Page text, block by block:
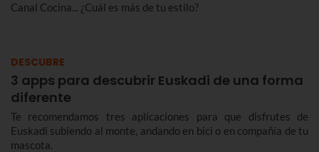
Canal Cocina... ¿Cuál es más de tu estilo?
DESCUBRE
3 apps para descubrir Euskadi de una forma
diferente
Te recomendamos tres aplicaciones para que disfrutes de
Euskadi subiendo al monte, andando en bici o en compañía de tu
mascota.